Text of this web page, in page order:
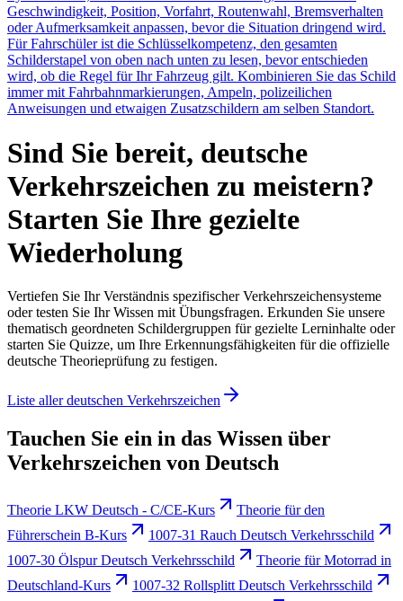
Geschwindigkeit, Position, Vorfahrt, Routenwahl, Bremsverhalten
oder Aufmerksamkeit anpassen, bevor die Situation dringend wird.
Für Fahrschüler ist die Schlüsselkompetenz, den gesamten
Schilderstapel von oben nach unten zu lesen, bevor entschieden
wird, ob die Regel für Ihr Fahrzeug gilt. Kombinieren Sie das Schild
immer mit Fahrbahnmarkierungen, Ampeln, polizeilichen
Anweisungen und etwaigen Zusatzschildern am selben Standort.
Sind Sie bereit, deutsche
Verkehrszeichen zu meistern?
Starten Sie Ihre gezielte
Wiederholung
Vertiefen Sie Ihr Verständnis spezifischer Verkehrszeichensysteme
oder testen Sie Ihr Wissen mit Übungsfragen. Erkunden Sie unsere
thematisch geordneten Schildergruppen für gezielte Lerninhalte oder
starten Sie Quizze, um Ihre Erkennungsfähigkeiten für die offizielle
deutsche Theorieprüfung zu festigen.
Liste aller deutschen Verkehrszeichen
Tauchen Sie ein in das Wissen über
Verkehrszeichen von Deutsch
Theorie LKW Deutsch - C/CE-Kurs
Theorie für den
Führerschein B-Kurs
1007-31 Rauch Deutsch Verkehrsschild
1007-30 Ölspur Deutsch Verkehrsschild
Theorie für Motorrad in
Deutschland-Kurs
1007-32 Rollsplitt Deutsch Verkehrsschild